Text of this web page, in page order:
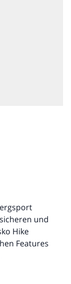
und
Hike
Features